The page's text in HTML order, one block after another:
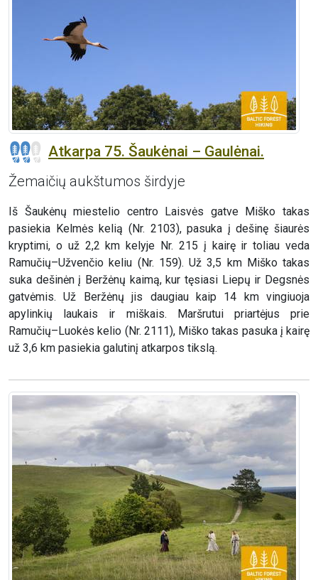
Atkarpa 75. Šaukėnai – Gaulėnai.
Žemaičių aukštumos širdyje
Iš Šaukėnų miestelio centro Laisvės gatve Miško takas
pasiekia Kelmės kelią (Nr. 2103), pasuka į dešinę šiaurės
kryptimi, o už 2,2 km kelyje Nr. 215 į kairę ir toliau veda
Ramučių–Užvenčio keliu (Nr. 159). Už 3,5 km Miško takas
suka dešinėn į Beržėnų kaimą, kur tęsiasi Liepų ir Degsnės
gatvėmis. Už Beržėnų jis daugiau kaip 14 km vingiuoja
apylinkių laukais ir miškais. Maršrutui priartėjus prie
Ramučių–Luokės kelio (Nr. 2111), Miško takas pasuka į kairę
už 3,6 km pasiekia galutinį atkarpos tikslą.